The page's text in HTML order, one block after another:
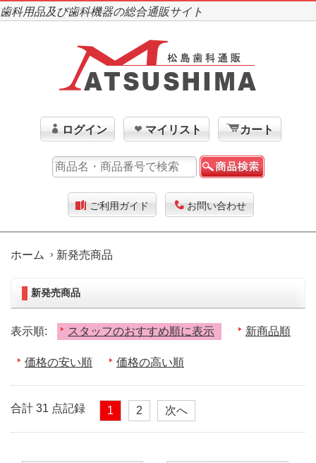
歯科用品及び歯科機器の総合通販サイト
ログイン マイリスト カート
ご利用ガイド お問い合わせ
ホーム 新発売商品
新発売商品
表示順: スタッフのおすすめ順に表示 新商品順
価格の安い順 価格の高い順
合計 31 点記録 1 2 次へ